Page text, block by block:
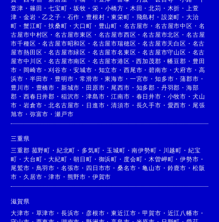
萱津 ・ 篠田 ・七宝町 ・坂牧 ・ 栄 ・ 小橋方 ・ 木田 ・北苅 ・ 木折 ・
上萱
津 ・金岩 ・乙之子 ・ 石作 ・ 豊根村 ・東栄町 ・ 飛島村 ・ 設楽町 ・ 大治
町 ・蟹江町 ・扶桑町 ・大口町 ・ 豊山町 ・ 名古屋市 ・ 名古屋市中区 ・ 名
古屋市中村区 ・名古屋市東区 ・ 名古屋市西区 ・名古屋市北区 ・ 名古屋
市千種区 ・名古屋市昭和区 ・ 名古屋市瑞穂区 ・名古屋市天白区 ・ 名古
屋市熱田区 ・名古屋市緑区 ・ 名古屋市名東区 ・名古屋市守山区 ・ 名古
屋市中川区 ・名古屋市南区 ・ 名古屋市港区 ・西加茂郡 ・幡豆郡 ・ 豊田
市 ・ 岡崎市 ・刈谷市 ・安城市 ・ 知立市 ・ 西尾市 ・碧南市 ・大府市 ・ 高
浜市 ・ 半田市 ・ 豊明市 ・常滑市 ・東海市 ・ 一宮市 ・ 知多市 ・蒲郡市 ・
豊川市 ・ 豊橋市 ・ 新城市 ・ 田原市 ・ 尾西市 ・ 知多郡 ・ 丹羽郡 ・ 海部
郡 ・西春日井郡 ・ 稲沢市 ・津島市 ・江南市 ・ 春日井市 ・ 小牧市 ・ 犬山
市 ・岩倉市 ・北名古屋市 ・ 日進市 ・清須市 ・ 長久手市 ・ 愛西市 ・ 尾張
旭市 ・ 弥富市 ・瀬戸市
三重県
三重郡 菰野町 ・ 紀北町 ・ 多気町 ・ 玉城町 ・南伊勢町 ・ 川越町 ・ 紀宝
町 ・大台町 ・大紀町 ・朝日町 ・ 御浜町 ・ 度会町 ・ 木曽岬町 ・伊勢市 ・
尾鷲市 ・ 鳥羽市 ・ 名張市 ・ 四日市市 ・桑名市 ・亀山市 ・ 鈴鹿市 ・ 松阪
市 ・ 久居市 ・津市 ・ 熊野市 ・ 伊賀市
滋賀県
大津市 ・ 草津市 ・ 長浜市 ・ 彦根市 ・東近江市 ・甲賀市 ・ 近江八幡市 ・